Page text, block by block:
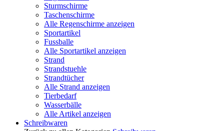
Sturmschirme
Taschenschirme
Alle Regenschirme anzeigen
Sportartikel
Fussballe
Alle Sportartikel anzeigen
Strand
Strandstuehle
Strandtücher
Alle Strand anzeigen
Tierbedarf
Wasserbälle
Alle Artikel anzeigen
Schreibwaren